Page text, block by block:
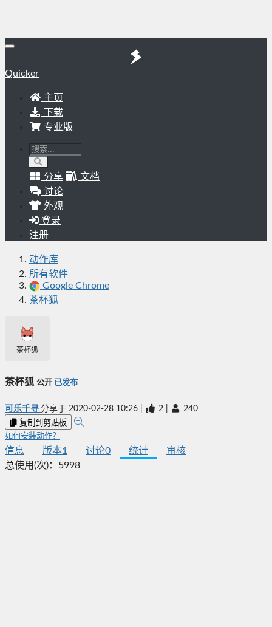
Quicker
主页
下载
专业版
分享
文档
讨论
外观
登录
注册
动作库
所有软件
Google Chrome
茶杯狐
茶杯狐
茶杯狐 公开 已发布
可乐千寻 分享于 2020-02-28 10:26 2 240
复制到剪贴板
如何安装动作？
信息 版本1 讨论0 统计
审核
总使用(次)： 5998